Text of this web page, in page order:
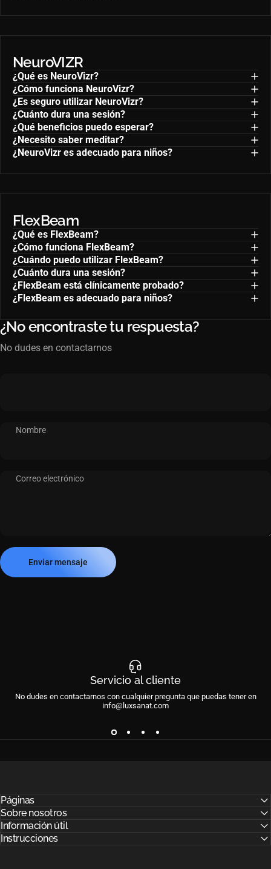
NeuroVIZR
¿Qué es NeuroVizr?
¿Cómo funciona NeuroVizr?
¿Es seguro utilizar NeuroVizr?
¿Cuánto dura una sesión?
¿Qué beneficios puedo esperar?
¿Necesito saber meditar?
¿NeuroVizr es adecuado para niños?
FlexBeam
¿Qué es FlexBeam?
¿Cómo funciona FlexBeam?
¿Cuándo puedo utilizar FlexBeam?
¿Cuánto dura una sesión?
¿FlexBeam está clínicamente probado?
¿FlexBeam es adecuado para niños?
¿No encontraste tu respuesta?
No dudes en contactarnos
Nombre
Correo electrónico
Enviar mensaje
Enviar mensaje
Servicio al cliente
No dudes en contactarnos con cualquier pregunta que puedas tener en
info@luxsanat.com
Páginas
Sobre nosotros
Información útil
Instrucciones